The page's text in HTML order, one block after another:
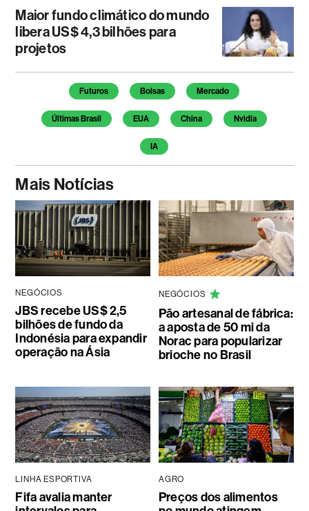
Maior fundo climático do mundo
libera US$ 4,3 bilhões para
projetos
Temas deste artigo
Futuros Bolsas Mercado
Últimas Brasil EUA China Nvidia
IA
Mais Notícias
NEGÓCIOS
JBS recebe US$ 2,5
bilhões de fundo da
Indonésia para expandir
operação na Ásia
NEGÓCIOS
Pão artesanal de fábrica:
a aposta de 50 mi da
Norac para popularizar
brioche no Brasil
LINHA ESPORTIVA
Fifa avalia manter
AGRO
Preços dos alimentos